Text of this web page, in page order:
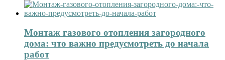
Монтаж газового отопления загородного
дома: что важно предусмотреть до начала
работ